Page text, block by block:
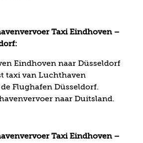
Taxi Eindhoven –
Eindhoven naar Düsseldorf
taxi van Luchthaven
Flughafen Düsseldorf.
naar Duitsland.
Taxi Eindhoven –